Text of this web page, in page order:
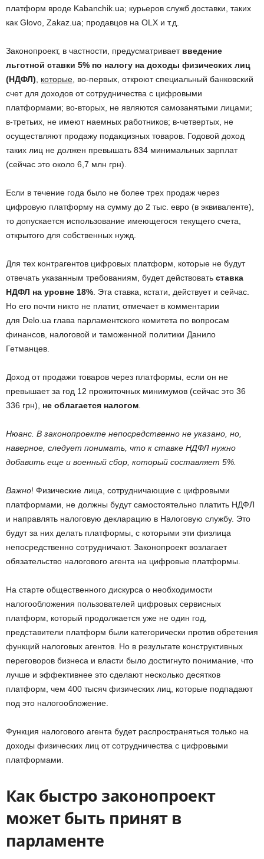
платформ вроде Kabanchik.ua; курьеров служб доставки, таких
как Glovo, Zakaz.ua; продавцов на OLX и т.д.
Законопроект, в частности, предусматривает введение
льготной ставки 5% по налогу на доходы физических лиц
(НДФЛ), которые, во-первых, откроют специальный банковский
счет для доходов от сотрудничества с цифровыми
платформами; во-вторых, не являются самозанятыми лицами;
в-третьих, не имеют наемных работников; в-четвертых, не
осуществляют продажу подакцизных товаров. Годовой доход
таких лиц не должен превышать 834 минимальных зарплат
(сейчас это около 6,7 млн грн).
Если в течение года было не более трех продаж через
цифровую платформу на сумму до 2 тыс. евро (в эквиваленте),
то допускается использование имеющегося текущего счета,
открытого для собственных нужд.
Для тех контрагентов цифровых платформ, которые не будут
отвечать указанным требованиям, будет действовать ставка
НДФЛ на уровне 18%. Эта ставка, кстати, действует и сейчас.
Но его почти никто не платит, отмечает в комментарии
для Delo.ua глава парламентского комитета по вопросам
финансов, налоговой и таможенной политики Данило
Гетманцев.
Доход от продажи товаров через платформы, если он не
превышает за год 12 прожиточных минимумов (сейчас это 36
336 грн), не облагается налогом.
Нюанс. В законопроекте непосредственно не указано, но,
наверное, следует понимать, что к ставке НДФЛ нужно
добавить еще и военный сбор, который составляет 5%.
Важно! Физические лица, сотрудничающие с цифровыми
платформами, не должны будут самостоятельно платить НДФЛ
и направлять налоговую декларацию в Налоговую службу. Это
будут за них делать платформы, с которыми эти физлица
непосредственно сотрудничают. Законопроект возлагает
обязательство налогового агента на цифровые платформы.
На старте общественного дискурса о необходимости
налогообложения пользователей цифровых сервисных
платформ, который продолжается уже не один год,
представители платформ были категорически против обретения
функций налоговых агентов. Но в результате конструктивных
переговоров бизнеса и власти было достигнуто понимание, что
лучше и эффективнее это сделают несколько десятков
платформ, чем 400 тысяч физических лиц, которые подпадают
под это налогообложение.
Функция налогового агента будет распространяться только на
доходы физических лиц от сотрудничества с цифровыми
платформами.
Как быстро законопроект
может быть принят в
парламенте